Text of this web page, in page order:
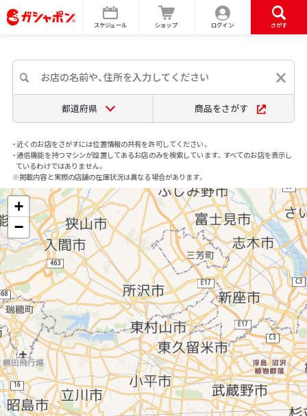
スケジュール ショップ ログイン さがす
都道府県 商品をさがす
・近くのお店をさがすには位置情報の共有を許可してください。
・通信機能を持つマシンが設置してあるお店のみを検索しています。すべてのお店を表示し
ているわけではありません。
※掲載内容と実際の店舗の在庫状況は異なる場合があります。
+
−